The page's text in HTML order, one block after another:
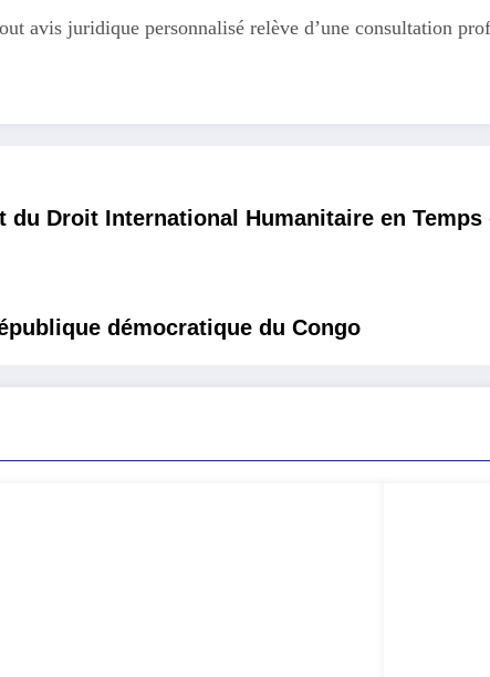
avis juridique personnalisé relève d’une consultation
du Droit International Humanitaire en
démocratique du Congo